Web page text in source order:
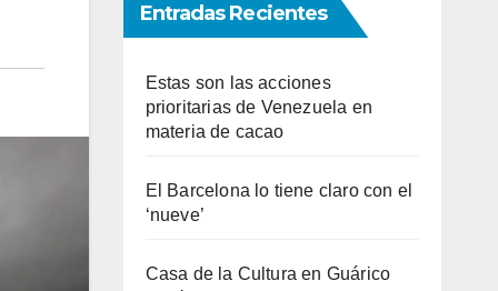
Entradas Recientes
Estas son las acciones
prioritarias de Venezuela en
materia de cacao
El Barcelona lo tiene claro con el
‘nueve’
Casa de la Cultura en Guárico